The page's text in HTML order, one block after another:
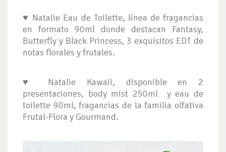
♥ Natalie Eau de Toilette, línea de fragancias
en formato 90ml donde destacan Fantasy,
Butterfly y Black Princess, 3 exquisitos EDT de
notas florales y frutales.
♥ Natalie Kawaii, disponible en 2
presentaciones, body mist 250ml y eau de
toilette 90ml, fragancias de la familia olfativa
Frutal-Flora y Gourmand.